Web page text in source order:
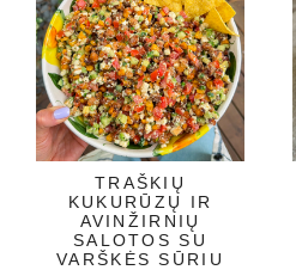
TRAŠKIŲ
KUKURŪZŲ IR
AVINŽIRNIŲ
SALOTOS SU
VARŠKĖS SŪRIU